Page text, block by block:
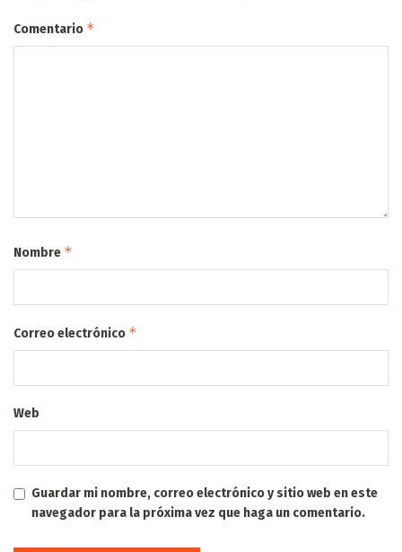
Comentario *
Nombre *
Correo electrónico *
Web
Guardar mi nombre, correo electrónico y sitio web en este
navegador para la próxima vez que haga un comentario.